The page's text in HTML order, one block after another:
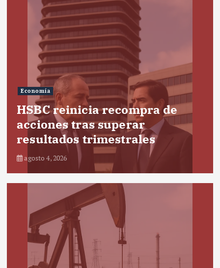
Economía
HSBC reinicia recompra de
acciones tras superar
resultados trimestrales
agosto 4, 2026